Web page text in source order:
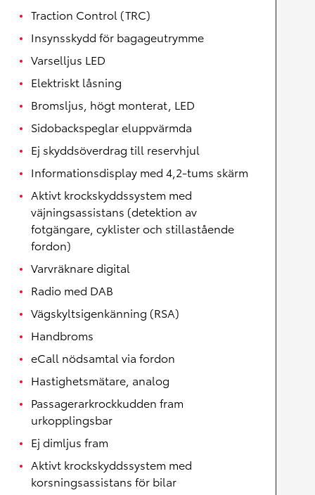
Traction Control (TRC)
Insynsskydd för bagageutrymme
Varselljus LED
Elektriskt låsning
Bromsljus, högt monterat, LED
Sidobackspeglar eluppvärmda
Ej skyddsöverdrag till reservhjul
Informationsdisplay med 4,2-tums skärm
Aktivt krockskyddssystem med
väjningsassistans (detektion av
fotgängare, cyklister och stillastående
fordon)
Varvräknare digital
Radio med DAB
Vägskyltsigenkänning (RSA)
Handbroms
eCall nödsamtal via fordon
Hastighetsmätare, analog
Passagerarkrockkudden fram
urkopplingsbar
Ej dimljus fram
Aktivt krockskyddssystem med
korsningsassistans för bilar